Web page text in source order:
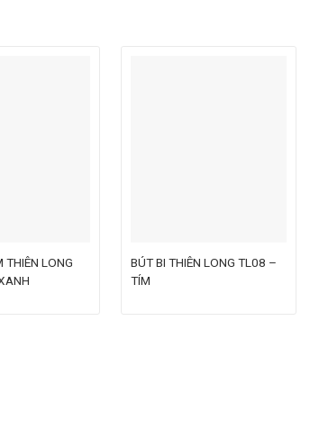
THIÊN LONG
BÚT BI THIÊN LONG TL08 –
TÍM